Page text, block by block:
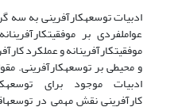
ادبیات توسعه­کارآفرینی به سه
عوامل­فردی بر
موفقیت­کارآفرینانه و عملکرد
و محیطی بر توسعه­کارآفرینی.
ادبیات موجود برای
کارآفرینی نقش مهمی در